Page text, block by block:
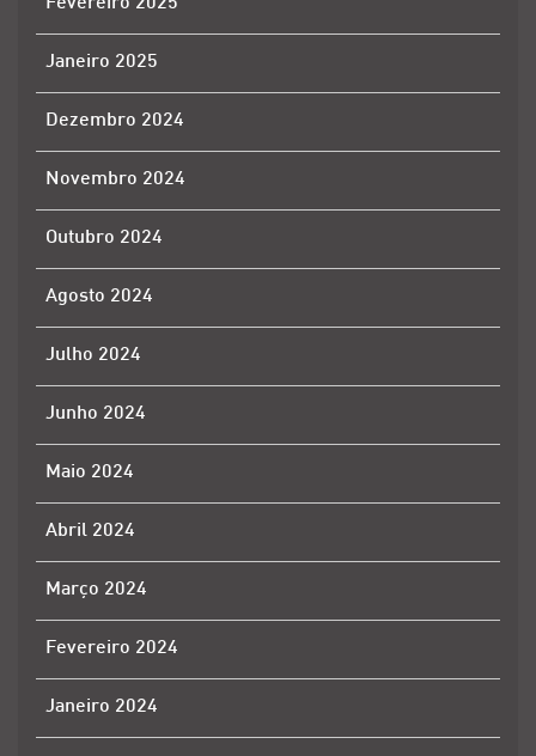
Fevereiro 2025
Janeiro 2025
Dezembro 2024
Novembro 2024
Outubro 2024
Agosto 2024
Julho 2024
Junho 2024
Maio 2024
Abril 2024
Março 2024
Fevereiro 2024
Janeiro 2024